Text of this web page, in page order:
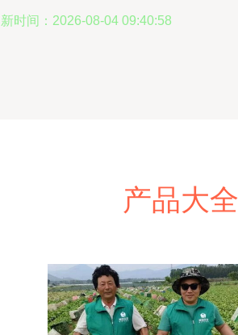
时间：2026-08-04 09:40:58
产品大全